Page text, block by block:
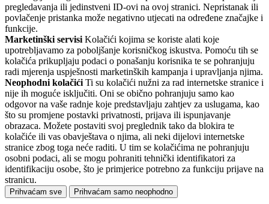
pregledavanja ili jedinstveni ID-ovi na ovoj stranici. Nepristanak ili
povlačenje pristanka može negativno utjecati na određene značajke i
funkcije.
Marketinški servisi Kolačići kojima se koriste alati koje
upotrebljavamo za poboljšanje korisničkog iskustva. Pomoću tih se
kolačića prikupljaju podaci o ponašanju korisnika te se pohranjuju
radi mjerenja uspješnosti marketinških kampanja i upravljanja njima.
Neophodni kolačići Ti su kolačići nužni za rad internetske stranice i
nije ih moguće isključiti. Oni se obično pohranjuju samo kao
odgovor na vaše radnje koje predstavljaju zahtjev za uslugama, kao
što su promjene postavki privatnosti, prijava ili ispunjavanje
obrazaca. Možete postaviti svoj preglednik tako da blokira te
kolačiće ili vas obavještava o njima, ali neki dijelovi internetske
stranice zbog toga neće raditi. U tim se kolačićima ne pohranjuju
osobni podaci, ali se mogu pohraniti tehnički identifikatori za
identifikaciju osobe, što je primjerice potrebno za funkciju prijave na
stranicu.
Prihvaćam sve Prihvaćam samo neophodno